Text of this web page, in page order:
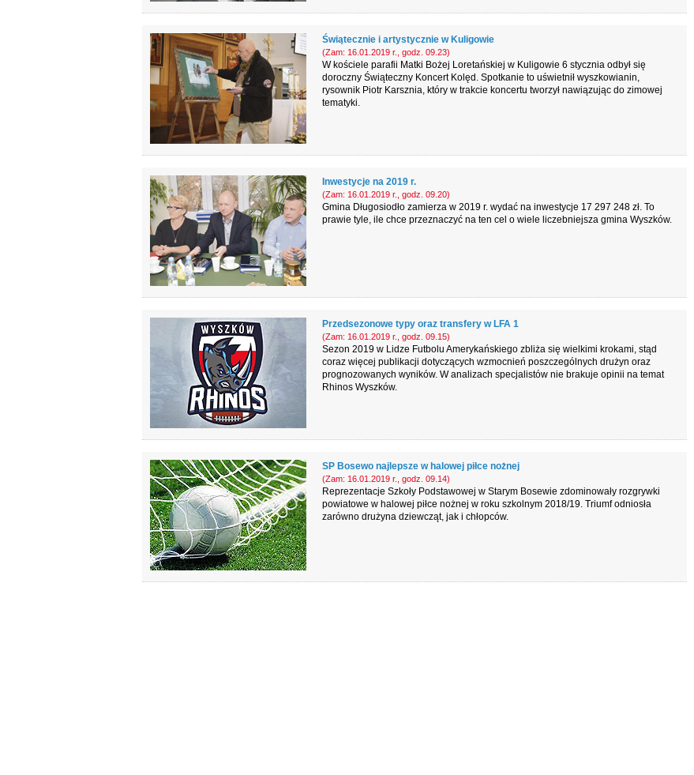
Świątecznie i artystycznie w Kuligowie
(Zam: 16.01.2019 r., godz. 09.23)
W kościele parafii Matki Bożej Loretańskiej w Kuligowie 6 stycznia odbył się
doroczny Świąteczny Koncert Kolęd. Spotkanie to uświetnił wyszkowianin,
rysownik Piotr Karsznia, który w trakcie koncertu tworzył nawiązując do zimowej
tematyki.
Inwestycje na 2019 r.
(Zam: 16.01.2019 r., godz. 09.20)
Gmina Długosiodło zamierza w 2019 r. wydać na inwestycje 17 297 248 zł. To
prawie tyle, ile chce przeznaczyć na ten cel o wiele liczebniejsza gmina Wyszków.
Przedsezonowe typy oraz transfery w LFA 1
(Zam: 16.01.2019 r., godz. 09.15)
Sezon 2019 w Lidze Futbolu Amerykańskiego zbliża się wielkimi krokami, stąd
coraz więcej publikacji dotyczących wzmocnień poszczególnych drużyn oraz
prognozowanych wyników. W analizach specjalistów nie brakuje opinii na temat
Rhinos Wyszków.
SP Bosewo najlepsze w halowej piłce nożnej
(Zam: 16.01.2019 r., godz. 09.14)
Reprezentacje Szkoły Podstawowej w Starym Bosewie zdominowały rozgrywki
powiatowe w halowej piłce nożnej w roku szkolnym 2018/19. Triumf odniosła
zarówno drużyna dziewcząt, jak i chłopców.